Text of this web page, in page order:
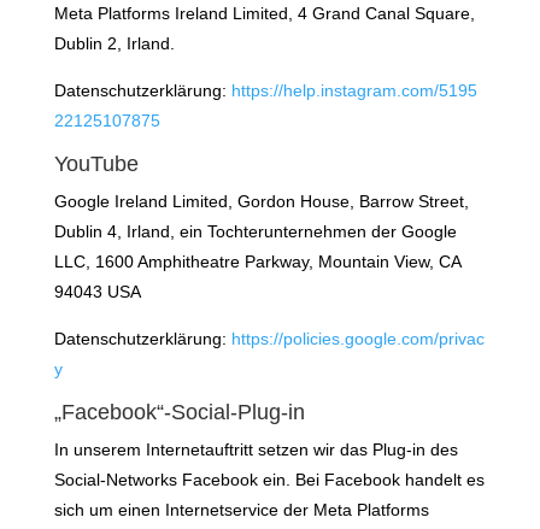
Meta Platforms Ireland Limited, 4 Grand Canal Square,
Dublin 2, Irland.
Datenschutzerklärung: https://help.instagram.com/5195
22125107875
YouTube
Google Ireland Limited, Gordon House, Barrow Street,
Dublin 4, Irland, ein Tochterunternehmen der Google
LLC, 1600 Amphitheatre Parkway, Mountain View, CA
94043 USA
Datenschutzerklärung: https://policies.google.com/privac
y
„Facebook“-Social-Plug-in
In unserem Internetauftritt setzen wir das Plug-in des
Social-Networks Facebook ein. Bei Facebook handelt es
sich um einen Internetservice der Meta Platforms